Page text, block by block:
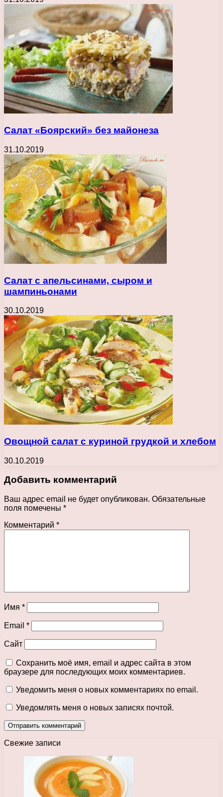
Салат «Боярский» без майонеза
31.10.2019
Салат с апельсинами, сыром и
шампиньонами
30.10.2019
Овощной салат с куриной грудкой и хлебом
30.10.2019
Добавить комментарий
Ваш адрес email не будет опубликован. Обязательные
поля помечены *
Комментарий *
Имя *
Email *
Сайт
Сохранить моё имя, email и адрес сайта в этом
браузере для последующих моих комментариев.
Уведомить меня о новых комментариях по email.
Уведомлять меня о новых записях почтой.
Свежие записи